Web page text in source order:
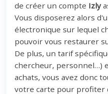
de créer un compte Izly
Vous disposerez alors
électronique sur lequel
pouvoir vous restaurer
De plus, un tarif
chercheur, personnel…)
achats, vous avez donc
votre carte pour profiter